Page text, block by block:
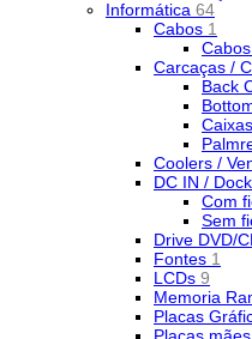
Informática 64
Cabos 1
Carcaças /
Back
Coolers /
DC IN /
Com
Sem
Drive DVD/
Fontes 1
LCDs 9
Memoria
Placas
Placas